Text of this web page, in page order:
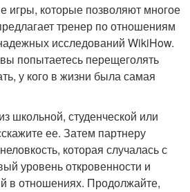
игры, которые позволяют многое
тренер по отношениям
исследований WikiHow.
попытаетесь перещеголять
у кого в жизни была самая
школьной, студенческой или
ее. Затем партнеру
которая случалась с
уровень откровенности и
в отношениях. Продолжайте,